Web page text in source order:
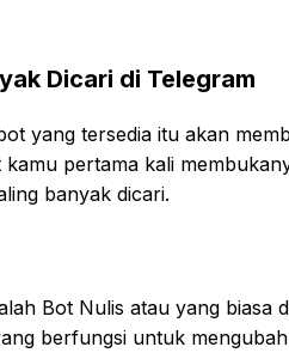
Dicari di Telegram
yang tersedia itu akan
pertama kali
banyak dicari.
Bot Nulis atau yang
berfungsi untuk